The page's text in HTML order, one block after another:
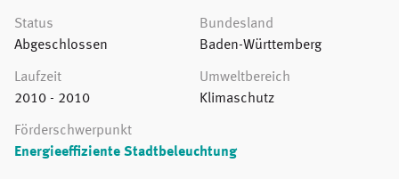
Status
Abgeschlossen
Bundesland
Baden-Württemberg
Laufzeit
2010 - 2010
Umweltbereich
Klimaschutz
Förderschwerpunkt
Energieeffiziente Stadtbeleuchtung